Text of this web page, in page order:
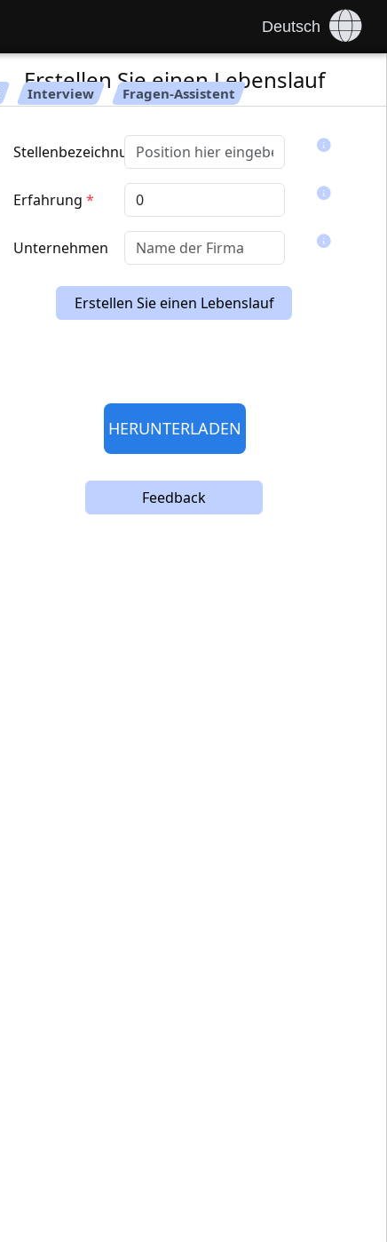
Deutsch
Interview Fragen-Assistent
Erstellen Sie einen Lebenslauf
Stellenbezeichnung
Erfahrung *
Unternehmen
Erstellen Sie einen Lebenslauf
HERUNTERLADEN
Feedback